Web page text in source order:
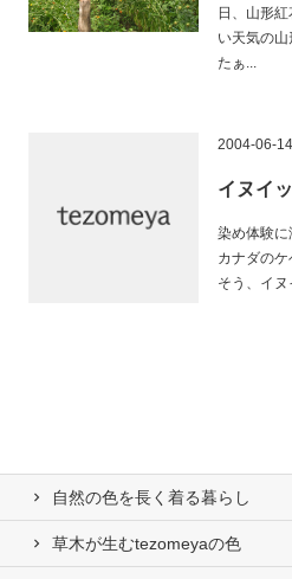
日、山形
い天気の
たぁ...
2004-06-14
イヌイ
染め体験に
カナダの
そう、イ
自然の⾊を⻑く着る暮らし
草木が生むtezomeyaの⾊